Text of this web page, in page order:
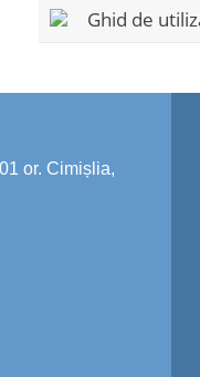
Ghid de
or. Cimișlia,